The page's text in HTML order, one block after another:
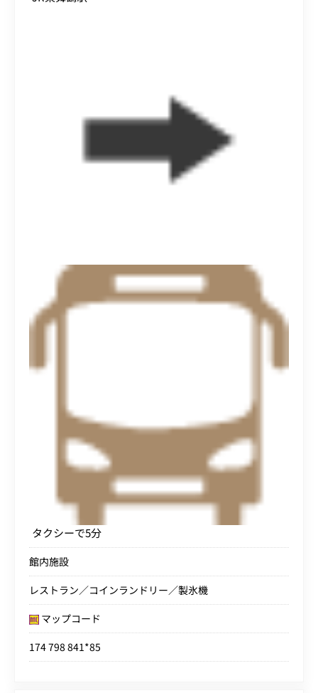
タクシーで5分
館内施設
レストラン／コインランドリー／製氷機
マップコード
174 798 841*85